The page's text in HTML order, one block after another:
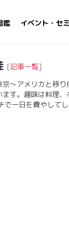
鑑 イベント・セ
[記事一覧]
〜アメリカと移
す。趣味は料理
一日を費やしてし